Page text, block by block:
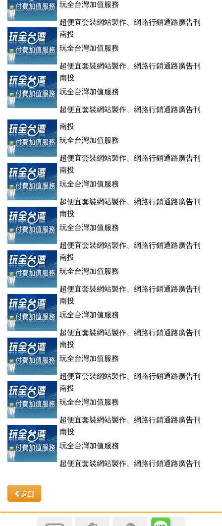
玩全台灣加值服務
超便宜套裝網站製作、網路行銷通路廣告刊
登、訂房系統、客房委託旅行社銷售，全面優惠中....
南投
玩全台灣加值服務
超便宜套裝網站製作、網路行銷通路廣告刊
登、訂房系統、客房委託旅行社銷售，全面優惠中....
南投
玩全台灣加值服務
超便宜套裝網站製作、網路行銷通路廣告刊
登、訂房系統、客房委託旅行社銷售，全面優惠中....
南投
玩全台灣加值服務
超便宜套裝網站製作、網路行銷通路廣告刊
登、訂房系統、客房委託旅行社銷售，全面優惠中....
南投
玩全台灣加值服務
超便宜套裝網站製作、網路行銷通路廣告刊
登、訂房系統、客房委託旅行社銷售，全面優惠中....
南投
玩全台灣加值服務
超便宜套裝網站製作、網路行銷通路廣告刊
登、訂房系統、客房委託旅行社銷售，全面優惠中....
南投
玩全台灣加值服務
超便宜套裝網站製作、網路行銷通路廣告刊
登、訂房系統、客房委託旅行社銷售，全面優惠中....
南投
玩全台灣加值服務
超便宜套裝網站製作、網路行銷通路廣告刊
登、訂房系統、客房委託旅行社銷售，全面優惠中....
南投
玩全台灣加值服務
超便宜套裝網站製作、網路行銷通路廣告刊
登、訂房系統、客房委託旅行社銷售，全面優惠中....
南投
玩全台灣加值服務
超便宜套裝網站製作、網路行銷通路廣告刊
登、訂房系統、客房委託旅行社銷售，全面優惠中....
南投
玩全台灣加值服務
超便宜套裝網站製作、網路行銷通路廣告刊
返回